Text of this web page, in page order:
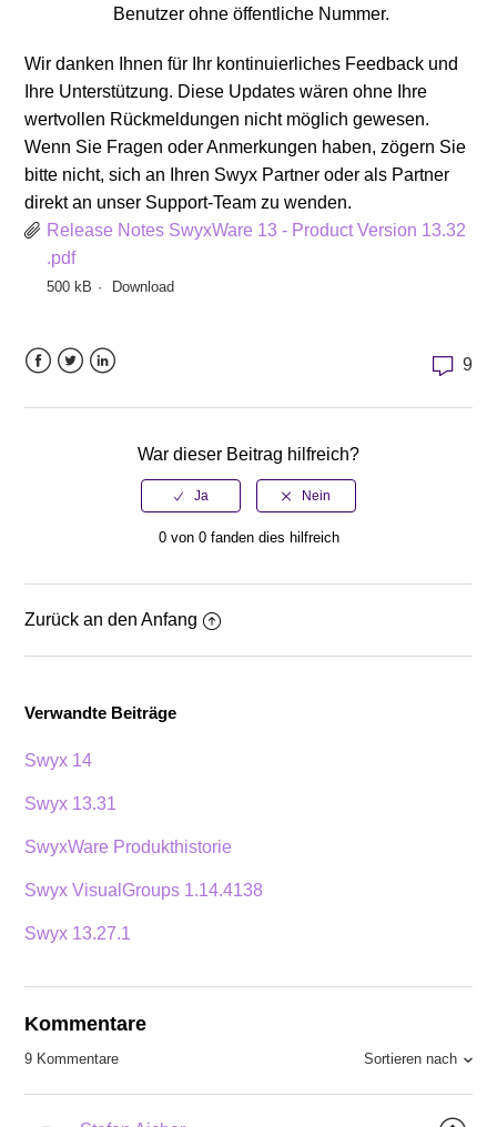
Benutzer ohne öffentliche Nummer.
Wir danken Ihnen für Ihr kontinuierliches Feedback und
Ihre Unterstützung. Diese Updates wären ohne Ihre
wertvollen Rückmeldungen nicht möglich gewesen.
Wenn Sie Fragen oder Anmerkungen haben, zögern Sie
bitte nicht, sich an Ihren Swyx Partner oder als Partner
direkt an unser Support-Team zu wenden.
Release Notes SwyxWare 13 - Product Version 13.32
.pdf
500 kB Download
9
War dieser Beitrag hilfreich?
0 von 0 fanden dies hilfreich
Zurück an den Anfang
Verwandte Beiträge
Swyx 14
Swyx 13.31
SwyxWare Produkthistorie
Swyx VisualGroups 1.14.4138
Swyx 13.27.1
Kommentare
9 Kommentare Sortieren nach